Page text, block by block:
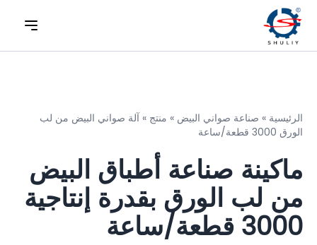
الرئيسية » صناعة صواني البيض » منتج » آلة صواني البيض من لب
الورق 3000 قطعة/ساعة
ماكينة صناعة أطباق البيض
من لب الورق بقدرة إنتاجية
3000 قطعة/ساعة